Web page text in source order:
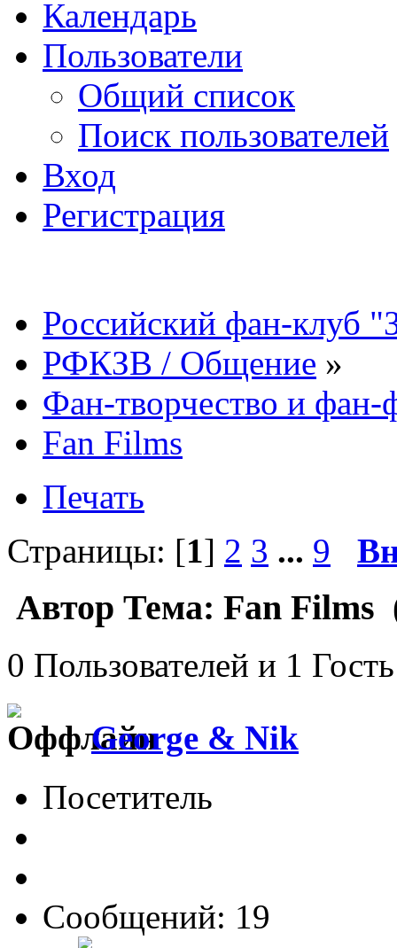
Календарь
Пользователи
Общий список
Поиск пользователей
Вход
Регистрация
Российский фан-клуб
РФКЗВ / Общение »
Фан-творчество и
Fan Films
Печать
Страницы: [1] 2 3 ... 9
Автор Тема: Fan Films
0 Пользователей и 1
George & Nik
Посетитель
Сообщений: 19